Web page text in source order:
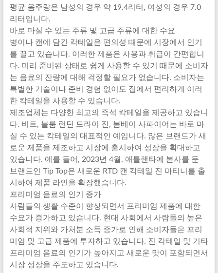
평균 음주량은 남성의 경우 약 19.4리터, 여성의 경우 7.0
리터입니다.
바로 마실 수 있는 주류 및 고급 주류에 대한 수요
병이나 캔에 담긴 칵테일은 편의성 때문에 시장에서 인기
를 끌고 있습니다. 이러한 제품은 사용과 취급이 간편합니
다. 미리 준비된 상태로 쉽게 사용할 수 있기 때문에 소비자
는 음료의 잔량에 대해 걱정할 필요가 없습니다. 소비자는
특별한 기술이나 준비 경험 없이도 집에서 편리하게 이러
한 칵테일을 사용할 수 있습니다.
제조업체는 다양한 최고의 즉석 칵테일을 제공하고 있습니
다. 비트, 블룸 런던 드라이 진, 봄베이 사파이어는 바로 마
실 수 있는 칵테일의 대표적인 예입니다. 많은 브랜드가 새
로운 제품을 제조하고 시장에 출시하여 성장을 확대하고
있습니다. 예를 들어, 2023년 4월, 애틀랜타에 본사를 둔
브랜드인 Tip Top은 새로운 RTD 캔 칵테일 진 마티니를 출
시하여 제품 라인을 확장했습니다.
프리미엄 음료의 인기 증가
사람들의 생활 수준이 향상되면서 프리미엄 제품에 대한
수요가 증가하고 있습니다. 현대 사회에서 사람들의 높은
사회적 지위와 가처분 소득 증가로 인해 소비자들은 프리
미엄 및 고급 제품에 투자하고 있습니다. 진 칵테일 및 기타
프리미엄 음료의 인기가 높아지고 새로운 맛이 포함되면서
시장 성장을 주도하고 있습니다.